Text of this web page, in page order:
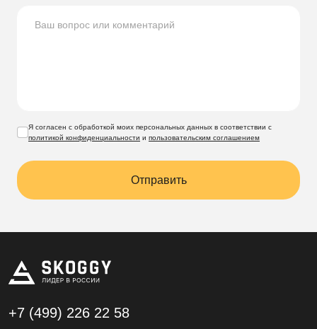
Я согласен с обработкой моих персональных данных в соответствии с
политикой конфиденциальности и пользовательским соглашением
Отправить
+7 (499) 226 22 58